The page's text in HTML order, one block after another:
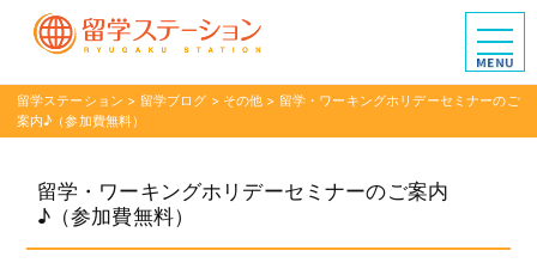
留学ステーション > 留学ブログ > その他 > 留学・ワーキングホリデーセミナーのご
案内♪（参加費無料）
留学・ワーキングホリデーセミナーのご案内
♪（参加費無料）